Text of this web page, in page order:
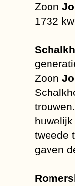
Zoon
1732
Zoon
tweede
gaven